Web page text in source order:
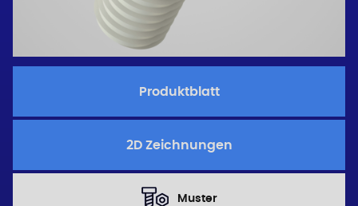
Produktblatt
2D Zeichnungen
Muster